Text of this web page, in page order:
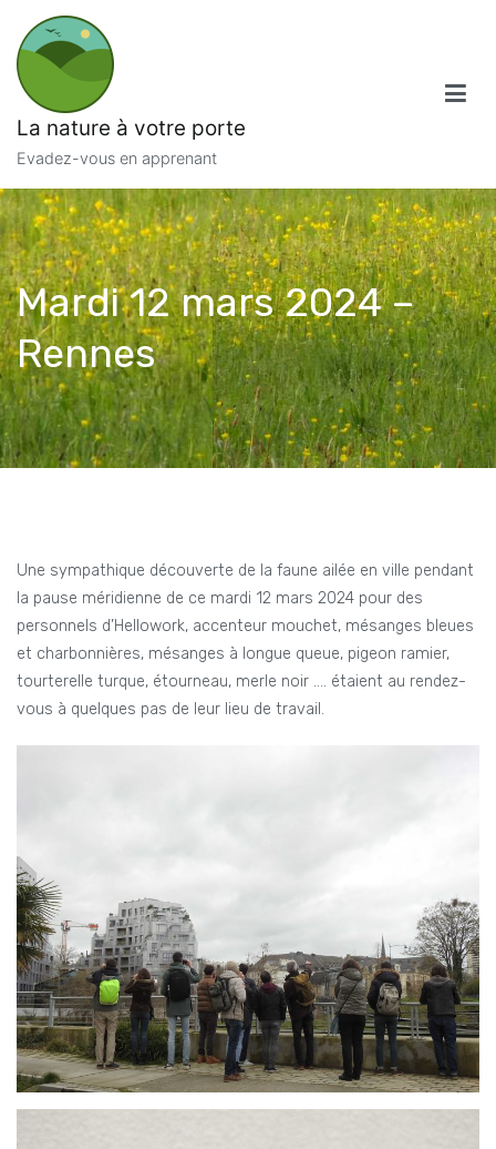
contenu
La nature à votre porte
Evadez-vous en apprenant
Mardi 12 mars 2024 –
Rennes
Une sympathique découverte de la faune ailée en ville pendant
la pause méridienne de ce mardi 12 mars 2024 pour des
personnels d’Hellowork, accenteur mouchet, mésanges bleues
et charbonnières, mésanges à longue queue, pigeon ramier,
tourterelle turque, étourneau, merle noir …. étaient au rendez-
vous à quelques pas de leur lieu de travail.